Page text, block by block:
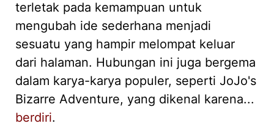
terletak pada kemampuan untuk
mengubah ide sederhana menjadi
sesuatu yang hampir melompat keluar
dari halaman. Hubungan ini juga bergema
dalam karya-karya populer, seperti JoJo's
Bizarre Adventure, yang dikenal karena...
berdiri.